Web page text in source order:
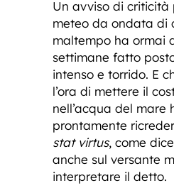
Un avviso di criticità
meteo da ondata di
maltempo ha ormai
settimane fatto
intenso e torrido. E
l’ora di mettere il
nell’acqua del mare
prontamente
stat virtus, come
anche sul versante
interpretare il detto.